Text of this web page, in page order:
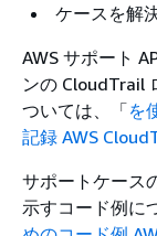
ケースを解
AWS サポート
ンの CloudTrail
ついては、「を
記録 AWS
サポートケース
示すコード例に